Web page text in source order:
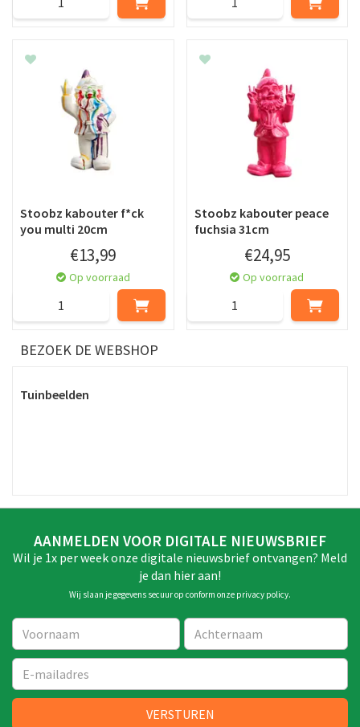
Stoobz kabouter f*ck
you multi 20cm
€13,99
Op voorraad
Stoobz kabouter peace
fuchsia 31cm
€24,95
Op voorraad
BEZOEK DE WEBSHOP
Tuinbeelden
AANMELDEN VOOR DIGITALE NIEUWSBRIEF
Wil je 1x per week onze digitale nieuwsbrief ontvangen? Meld
je dan hier aan!
Wij slaan je gegevens secuur op conform onze privacy policy.